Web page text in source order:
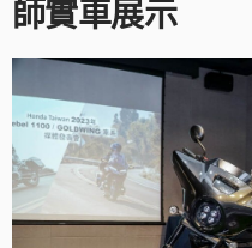
師實車展示